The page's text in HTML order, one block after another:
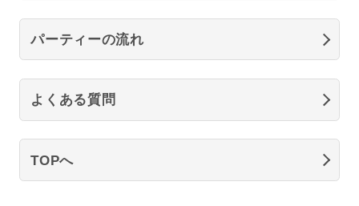
パーティーの流れ
よくある質問
TOPへ